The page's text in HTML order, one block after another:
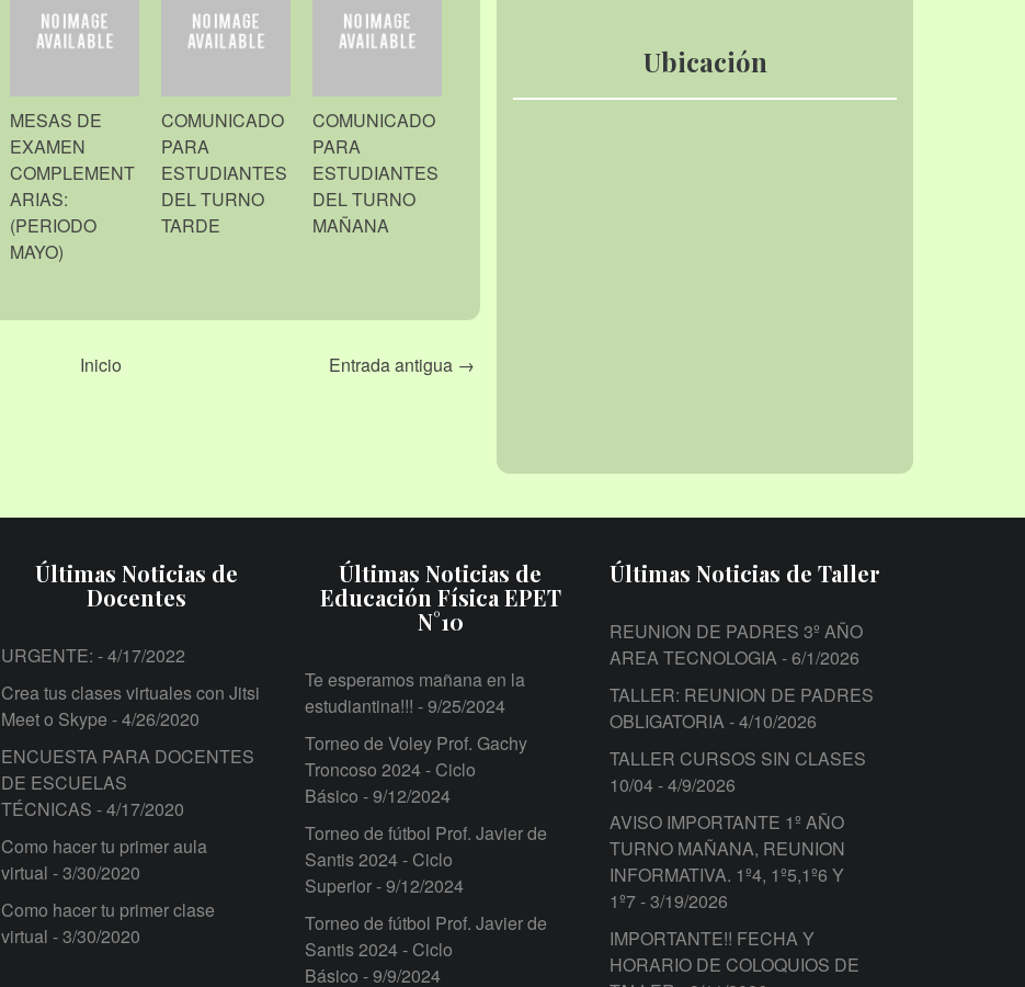
MESAS DE
EXAMEN
COMPLEMENT
ARIAS:
(PERIODO
MAYO)
COMUNICADO
PARA
ESTUDIANTES
DEL TURNO
TARDE
COMUNICADO
PARA
ESTUDIANTES
DEL TURNO
MAÑANA
Entrada antigua →
Inicio
Ubicación
Últimas Noticias de
Docentes
URGENTE: - 4/17/2022
Crea tus clases virtuales con Jitsi
Meet o Skype - 4/26/2020
ENCUESTA PARA DOCENTES
DE ESCUELAS
TÉCNICAS - 4/17/2020
Como hacer tu primer aula
virtual - 3/30/2020
Como hacer tu primer clase
virtual - 3/30/2020
Últimas Noticias de
Educación Física EPET
N°10
Te esperamos mañana en la
estudiantina!!! - 9/25/2024
Torneo de Voley Prof. Gachy
Troncoso 2024 - Ciclo
Básico - 9/12/2024
Torneo de fútbol Prof. Javier de
Santis 2024 - Ciclo
Superior- 9/12/2024
Torneo de fútbol Prof. Javier de
Santis 2024 - Ciclo
Básico - 9/9/2024
Últimas Noticias de Taller
REUNION DE PADRES 3º AÑO
AREA TECNOLOGIA- 6/1/2026
TALLER: REUNION DE PADRES
OBLIGATORIA- 4/10/2026
TALLER CURSOS SIN CLASES
10/04- 4/9/2026
AVISO IMPORTANTE 1º AÑO
TURNO MAÑANA, REUNION
INFORMATIVA. 1º4, 1º5,1º6 Y
1º7- 3/19/2026
IMPORTANTE!! FECHA Y
HORARIO DE COLOQUIOS DE